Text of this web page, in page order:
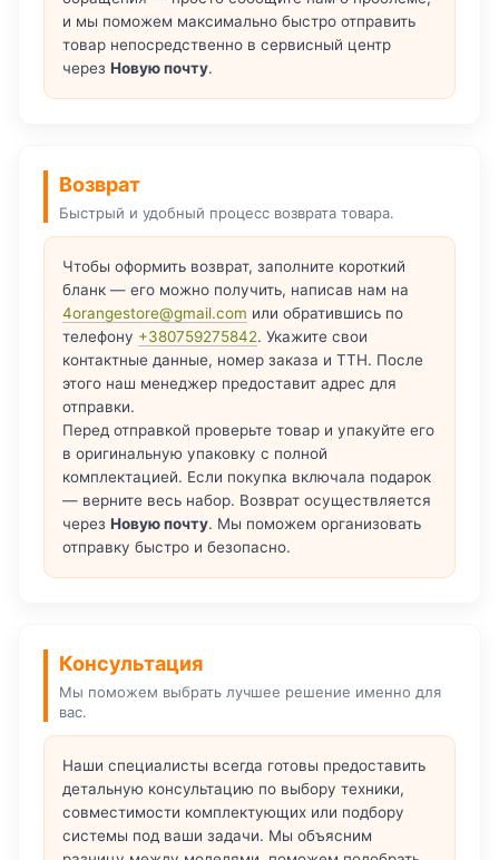
и мы поможем максимально быстро отправить
товар непосредственно в сервисный центр
через Новую почту.
Возврат
Быстрый и удобный процесс возврата товара.
Чтобы оформить возврат, заполните короткий
бланк — его можно получить, написав нам на
4orangestore@gmail.com или обратившись по
телефону +380759275842. Укажите свои
контактные данные, номер заказа и ТТН. После
этого наш менеджер предоставит адрес для
отправки.
Перед отправкой проверьте товар и упакуйте его
в оригинальную упаковку с полной
комплектацией. Если покупка включала подарок
— верните весь набор. Возврат осуществляется
через Новую почту. Мы поможем организовать
отправку быстро и безопасно.
Консультация
Мы поможем выбрать лучшее решение именно для
вас.
Наши специалисты всегда готовы предоставить
детальную консультацию по выбору техники,
совместимости комплектующих или подбору
системы под ваши задачи. Мы объясним